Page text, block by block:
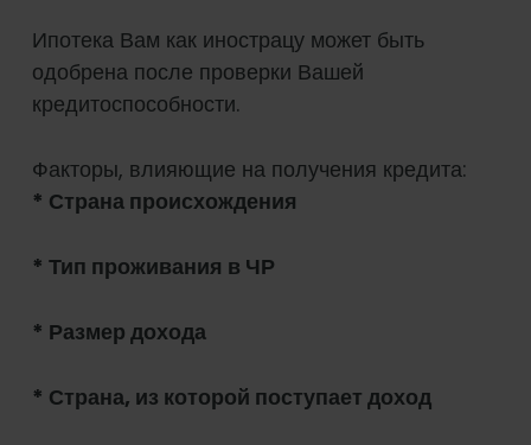
Ипотека Вам как инострацу может быть
одобрена после проверки Вашей
кредитоспособности.
Факторы, влияющие на получения кредита:
* Страна происхождения
* Тип проживания в ЧР
* Размер дохода
* Страна, из которой поступает доход